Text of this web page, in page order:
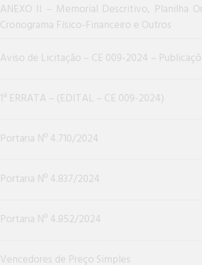
ANEXO II – Memorial Descritivo, Planilha
Cronograma Físico-Financeiro e Outros
Aviso de Licitação – CE 009-2024 –
1ª ERRATA – (EDITAL – CE 009-2024)
Portaria Nº 4.710/2024
Portaria Nº 4.837/2024
Portaria Nº 4.852/2024
Vencedores de Preço Simples